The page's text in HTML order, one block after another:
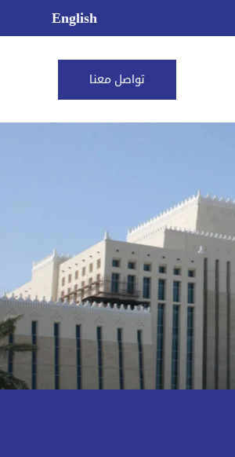
English
تواصل معنا